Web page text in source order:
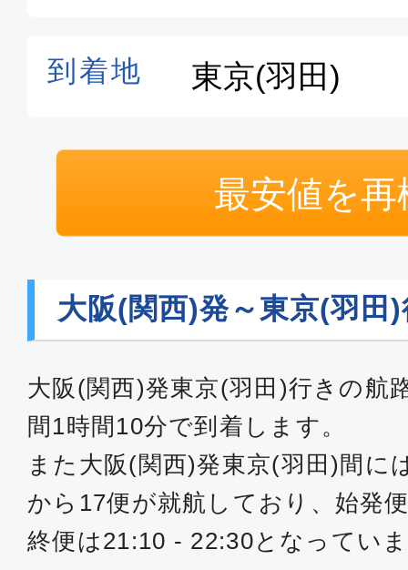
最安値を再
大阪(関西)発～東京(羽田
大阪(関西)発東京(羽田)行きの航
間1時間10分で到着します。
また大阪(関西)発東京(羽田)間に
から17便が就航しており、始発
終便は21:10 - 22:30となってい